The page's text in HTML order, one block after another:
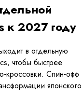
к 2027 году
в отдельную
чтобы быстрее
кроссовки. Спин-офф
японского